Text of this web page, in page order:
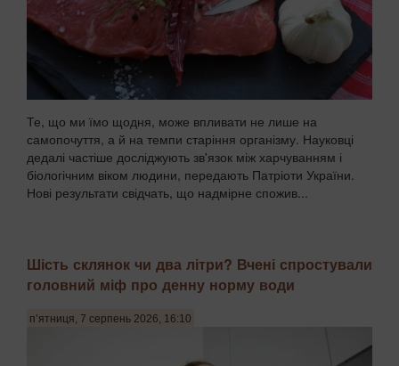
Те, що ми їмо щодня, може впливати не лише на
самопочуття, а й на темпи старіння організму. Науковці
дедалі частіше досліджують зв'язок між харчуванням і
біологічним віком людини, передають Патріоти України.
Нові результати свідчать, що надмірне спожив...
Шість склянок чи два літри? Вчені спростували
головний міф про денну норму води
п’ятниця, 7 серпень 2026, 16:10